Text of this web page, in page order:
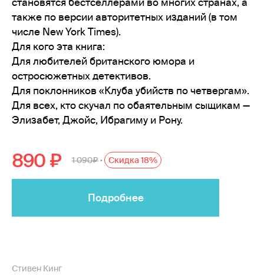
также по версии авторитетных изданий (в том
числе New York Times).
Для кого эта книга:
Для любителей британского юмора и
остросюжетных детективов.
Для поклонников «Клуба убийств по четвергам».
Для всех, кто скучал по обаятельным сыщикам —
Элизабет, Джойс, Ибрагиму и Рону.
890 1 090 • Скидка 18%
Подробнее
Стивен Кинг